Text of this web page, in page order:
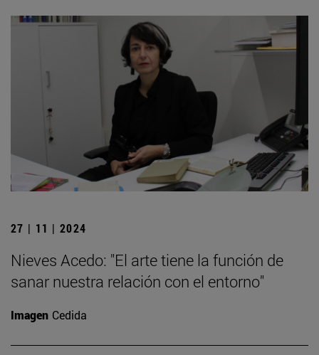
27 | 11 | 2024
Nieves Acedo: "El arte tiene la función de
sanar nuestra relación con el entorno"
Imagen Cedida